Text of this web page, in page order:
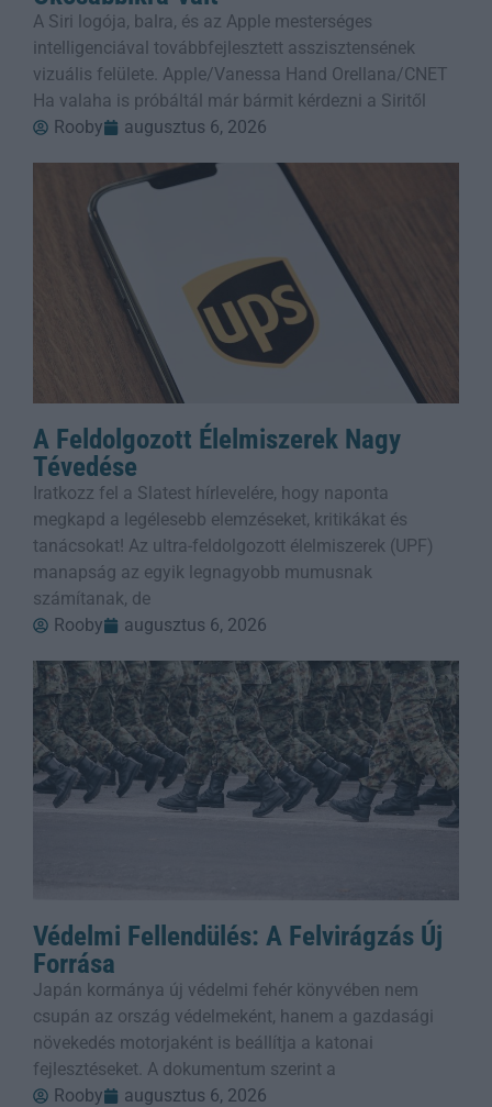
A Siri logója, balra, és az Apple mesterséges
intelligenciával továbbfejlesztett asszisztensének
vizuális felülete. Apple/Vanessa Hand Orellana/CNET
Ha valaha is próbáltál már bármit kérdezni a Siritől
Rooby
augusztus 6, 2026
A Feldolgozott Élelmiszerek Nagy
Tévedése
Iratkozz fel a Slatest hírlevelére, hogy naponta
megkapd a legélesebb elemzéseket, kritikákat és
tanácsokat! Az ultra-feldolgozott élelmiszerek (UPF)
manapság az egyik legnagyobb mumusnak
számítanak, de
Rooby
augusztus 6, 2026
Védelmi Fellendülés: A Felvirágzás Új
Forrása
Japán kormánya új védelmi fehér könyvében nem
csupán az ország védelmeként, hanem a gazdasági
növekedés motorjaként is beállítja a katonai
fejlesztéseket. A dokumentum szerint a
Rooby
augusztus 6, 2026